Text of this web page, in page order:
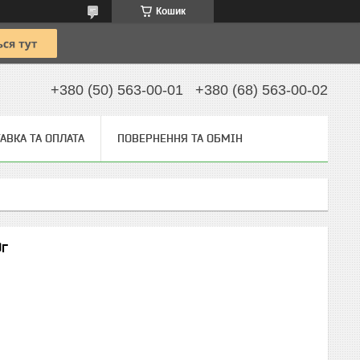
Кошик
+380 (50) 563-00-01 +380 (68) 563-00-02
ТА ОПЛАТА ПОВЕРНЕННЯ ТА ОБМІН